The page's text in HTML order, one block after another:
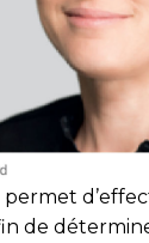
permet
de